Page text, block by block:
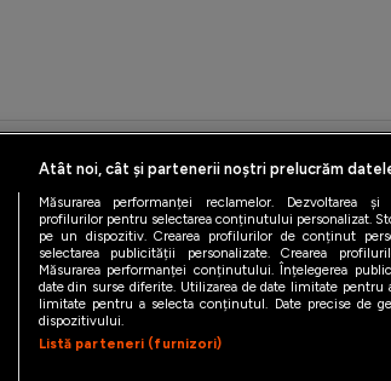
iAMsport.ro © 2026
Politica de utilizare Cookies Cine suntem
Atât noi, cât și partenerii noștri prelucrăm
Măsurarea performanței reclamelor. Dezvoltarea
profilurilor pentru selectarea conținutului personalizat.
pe un dispozitiv. Crearea profilurilor de conținut
selectarea publicității personalizate. Crearea
Măsurarea performanței conținutului. Înțelegerea
date din surse diferite. Utilizarea de date limitate pentru
limitate pentru a selecta conținutul. Date precise de
dispozitivului.
Listă parteneri (furnizori)